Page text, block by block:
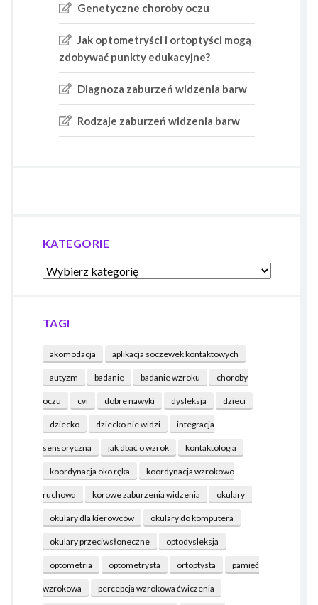
Genetyczne choroby oczu
Jak optometryści i ortoptyści mogą
zdobywać punkty edukacyjne?
Diagnoza zaburzeń widzenia barw
Rodzaje zaburzeń widzenia barw
KATEGORIE
Kategorie
TAGI
akomodacja aplikacja soczewek kontaktowych
autyzm badanie badanie wzroku choroby
oczu cvi dobre nawyki dysleksja dzieci
dziecko dziecko nie widzi integracja
sensoryczna jak dbać o wzrok kontaktologia
koordynacja oko ręka koordynacja wzrokowo
ruchowa korowe zaburzenia widzenia okulary
okulary dla kierowców okulary do komputera
okulary przeciwsłoneczne optodysleksja
optometria optometrysta ortoptysta pamięć
wzrokowa percepcja wzrokowa ćwiczenia